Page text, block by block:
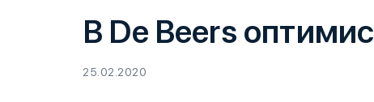
В De Beers
25.02.2020